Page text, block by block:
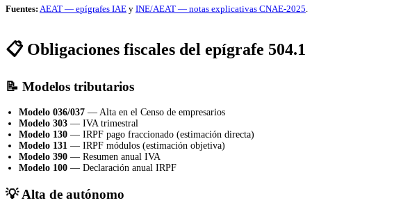
Fuentes: AEAT — epígrafes IAE y INE/AEAT — notas explicativas CNAE-2025
📋 Obligaciones fiscales del epígrafe 504.1
📝 Modelos tributarios
Modelo 036/037 — Alta en el Censo de empresarios
Modelo 303 — IVA trimestral
Modelo 130 — IRPF pago fraccionado (estimación directa)
Modelo 131 — IRPF módulos (estimación objetiva)
Modelo 390 — Resumen anual IVA
Modelo 100 — Declaración anual IRPF
💡 Alta de autónomo